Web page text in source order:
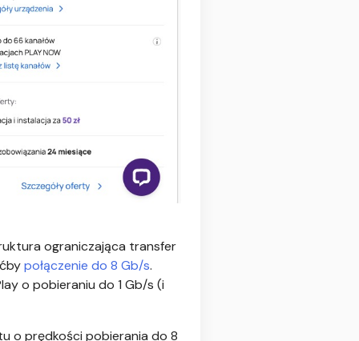
ograniczająca transfer
połączenie do 8 Gb/s.
o pobieraniu do 1 Gb/s (i
o prędkości pobierania do 8